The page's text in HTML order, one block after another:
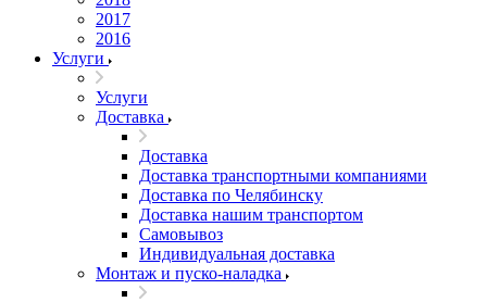
2017
2016
Услуги
Услуги
Доставка
Доставка
Доставка транспортными компаниями
Доставка по Челябинску
Доставка нашим транспортом
Самовывоз
Индивидуальная доставка
Монтаж и пуско-наладка